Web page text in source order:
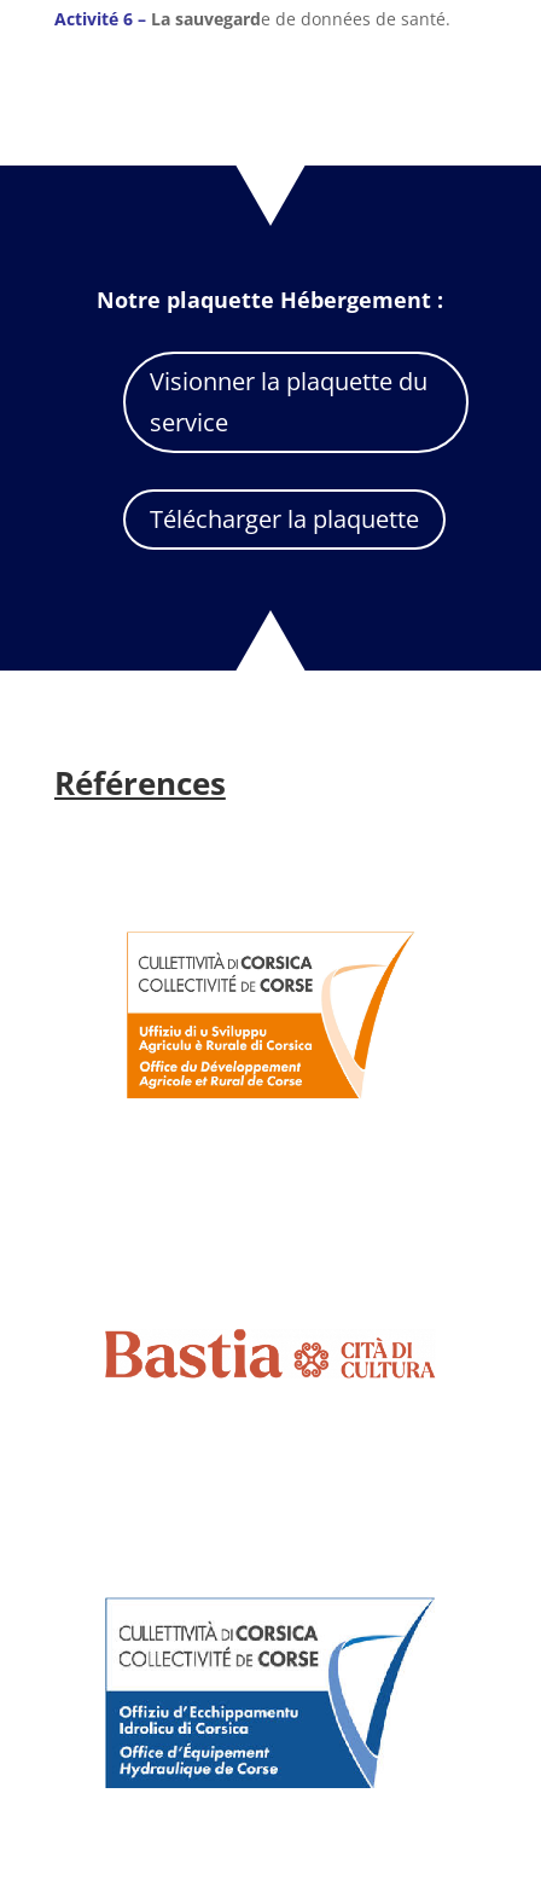
Activité 6 – La sauvegarde de données de santé.
Notre plaquette Hébergement :
Visionner la plaquette du
service
Télécharger la plaquette
Références